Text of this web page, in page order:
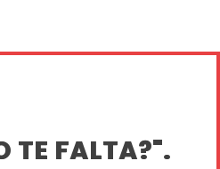
TE FALTA?".